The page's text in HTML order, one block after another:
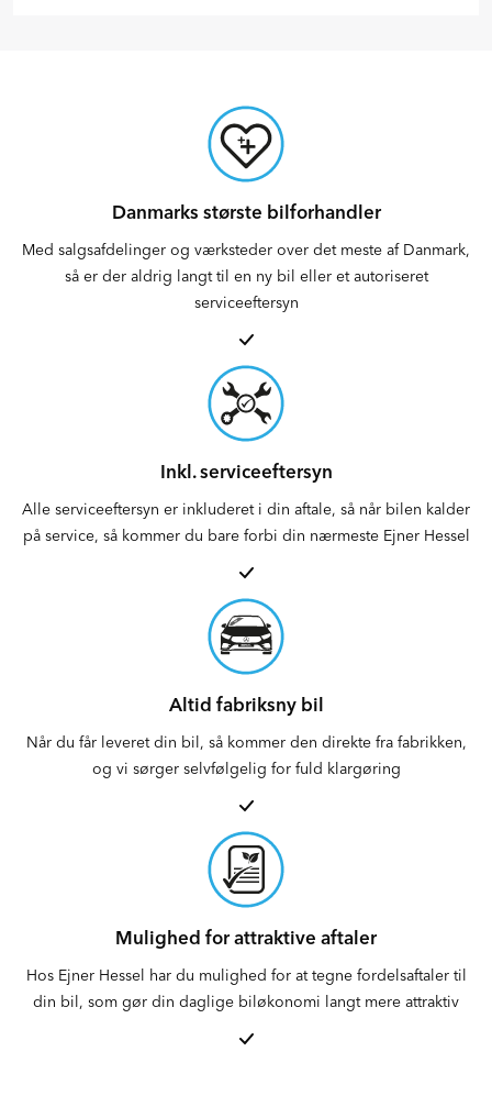
Danmarks største bilforhandler
Med salgsafdelinger og værksteder over det meste af Danmark,
så er der aldrig langt til en ny bil eller et autoriseret
serviceeftersyn
Inkl. serviceeftersyn
Alle serviceeftersyn er inkluderet i din aftale, så når bilen kalder
på service, så kommer du bare forbi din nærmeste Ejner Hessel
Altid fabriksny bil
Når du får leveret din bil, så kommer den direkte fra fabrikken,
og vi sørger selvfølgelig for fuld klargøring
Mulighed for attraktive aftaler
Hos Ejner Hessel har du mulighed for at tegne fordelsaftaler til
din bil, som gør din daglige biløkonomi langt mere attraktiv